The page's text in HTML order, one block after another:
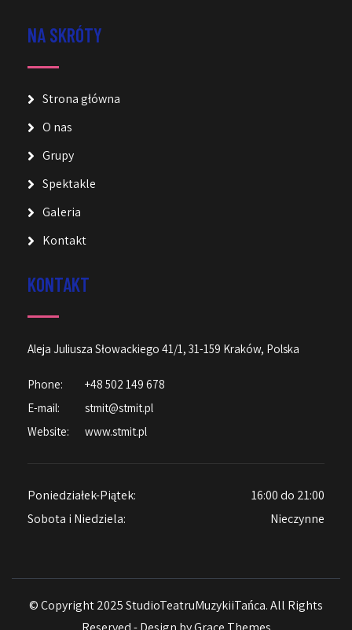
NA SKRÓTY
Strona główna
O nas
Grupy
Spektakle
Galeria
Kontakt
KONTAKT
Aleja Juliusza Słowackiego 41/1, 31-159 Kraków, Polska
Phone:
+48 502 149 678
E-mail:
stmit@stmit.pl
Website:
www.stmit.pl
Poniedziałek-Piątek:
16:00 do 21:00
Sobota i Niedziela:
Nieczynne
© Copyright 2025 StudioTeatruMuzykiiTańca. All Rights